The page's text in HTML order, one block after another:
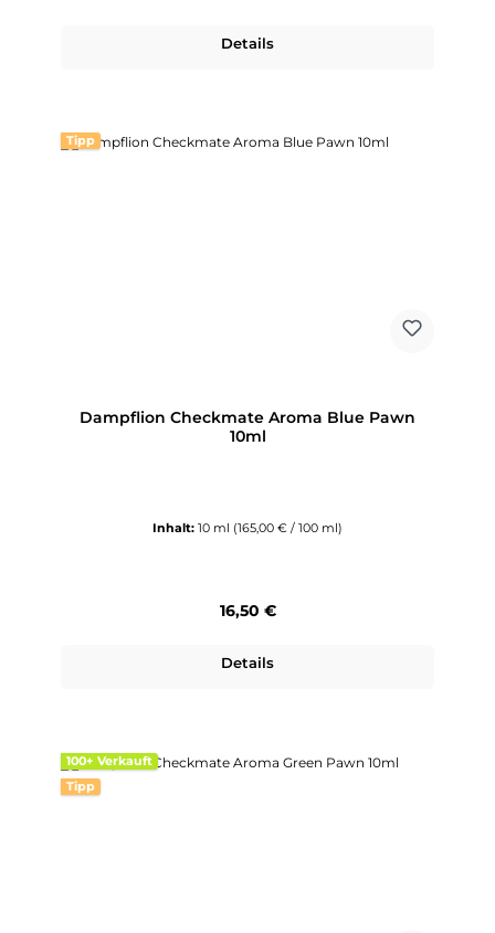
Details
Tipp
Dampflion Checkmate Aroma Blue Pawn
10ml
Inhalt: 10 ml (165,00 € / 100 ml)
Regulärer Preis:
16,50 €
Details
100+ Verkauft
Tipp